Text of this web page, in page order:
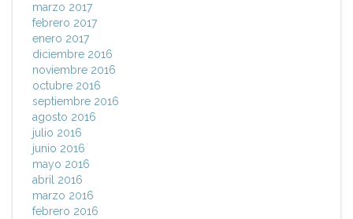
marzo 2017
febrero 2017
enero 2017
diciembre 2016
noviembre 2016
octubre 2016
septiembre 2016
agosto 2016
julio 2016
junio 2016
mayo 2016
abril 2016
marzo 2016
febrero 2016